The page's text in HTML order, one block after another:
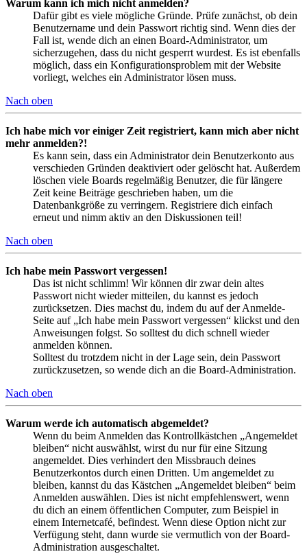
Warum kann ich mich nicht anmelden?
Dafür gibt es viele mögliche Gründe. Prüfe zunächst, ob dein
Benutzername und dein Passwort richtig sind. Wenn dies der
Fall ist, wende dich an einen Board-Administrator, um
sicherzugehen, dass du nicht gesperrt wurdest. Es ist ebenfalls
möglich, dass ein Konfigurationsproblem mit der Website
vorliegt, welches ein Administrator lösen muss.
Nach oben
Ich habe mich vor einiger Zeit registriert, kann mich aber nicht
mehr anmelden?!
Es kann sein, dass ein Administrator dein Benutzerkonto aus
verschieden Gründen deaktiviert oder gelöscht hat. Außerdem
löschen viele Boards regelmäßig Benutzer, die für längere
Zeit keine Beiträge geschrieben haben, um die
Datenbankgröße zu verringern. Registriere dich einfach
erneut und nimm aktiv an den Diskussionen teil!
Nach oben
Ich habe mein Passwort vergessen!
Das ist nicht schlimm! Wir können dir zwar dein altes
Passwort nicht wieder mitteilen, du kannst es jedoch
zurücksetzen. Dies machst du, indem du auf der Anmelde-
Seite auf „Ich habe mein Passwort vergessen“ klickst und den
Anweisungen folgst. So solltest du dich schnell wieder
anmelden können.
Solltest du trotzdem nicht in der Lage sein, dein Passwort
zurückzusetzen, so wende dich an die Board-Administration.
Nach oben
Warum werde ich automatisch abgemeldet?
Wenn du beim Anmelden das Kontrollkästchen „Angemeldet
bleiben“ nicht auswählst, wirst du nur für eine Sitzung
angemeldet. Dies verhindert den Missbrauch deines
Benutzerkontos durch einen Dritten. Um angemeldet zu
bleiben, kannst du das Kästchen „Angemeldet bleiben“ beim
Anmelden auswählen. Dies ist nicht empfehlenswert, wenn
du dich an einem öffentlichen Computer, zum Beispiel in
einem Internetcafé, befindest. Wenn diese Option nicht zur
Verfügung steht, dann wurde sie vermutlich von der Board-
Administration ausgeschaltet.